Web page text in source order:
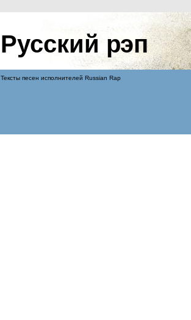
Русский рэп
Тексты песен исполнителей Russian Rap